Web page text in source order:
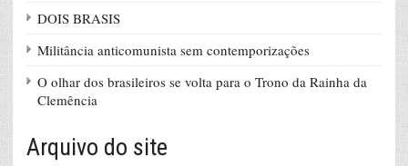
DOIS BRASIS
Militância anticomunista sem contemporizações
O olhar dos brasileiros se volta para o Trono da Rainha da
Clemência
Arquivo do site